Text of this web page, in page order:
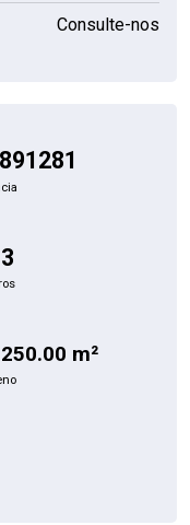
Consulte-nos
891281
3
250.00 m²